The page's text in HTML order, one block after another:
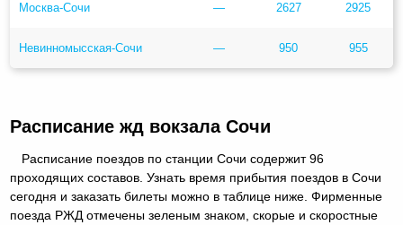
Москва-Сочи — 2627 2925
Невинномысская-Сочи — 950 955
Расписание жд вокзала Сочи
Расписание поездов по станции Сочи содержит 96
проходящих составов. Узнать время прибытия поездов в Сочи
сегодня и заказать билеты можно в таблице ниже. Фирменные
поезда РЖД отмечены зеленым знаком, скорые и скоростные